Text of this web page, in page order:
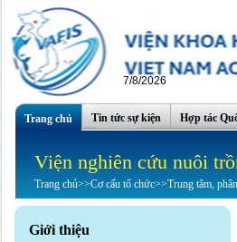
7/8/2026
Trang chủ Tin tức sự kiện Hợp tác
Viện nghiên cứu nuôi
Trang chủ>>Cơ cấu tổ chức>>Trung tâm,
Giới thiệu